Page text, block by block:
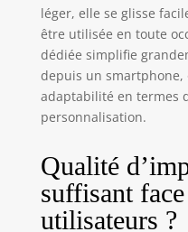
léger, elle se glisse
être utilisée en toute
dédiée simplifie
depuis un
adaptabilité en termes
personnalisation.
Qualité
suffisant
utilisateurs ?